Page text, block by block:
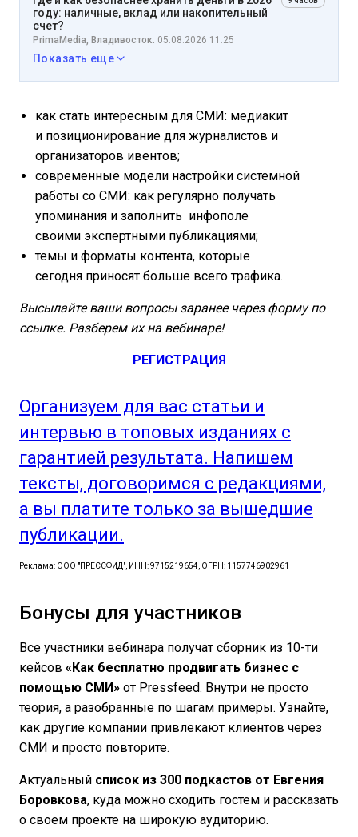
году: наличные, вклад или накопительный
счет?
PrimaMedia, Владивосток. 05.08.2026 11:25
Показать еще
как стать интересным для СМИ: медиакит
и позиционирование для журналистов и
организаторов ивентов;
современные модели настройки системной
работы со СМИ: как регулярно получать
упоминания и заполнить инфополе
своими экспертными публикациями;
темы и форматы контента, которые
сегодня приносят больше всего трафика.
Высылайте ваши вопросы заранее через форму по
ссылке. Разберем их на вебинаре!
РЕГИСТРАЦИЯ
Организуем для вас статьи и
интервью в топовых изданиях с
гарантией результата. Напишем
тексты, договоримся с редакциями,
а вы платите только за вышедшие
публикации.
Реклама: ООО "ПРЕССФИД", ИНН: 9715219654, ОГРН: 1157746902961
Бонусы для участников
Все участники вебинара получат сборник из 10-ти
кейсов «Как бесплатно продвигать бизнес с
помощью СМИ» от Pressfeed. Внутри не просто
теория, а разобранные по шагам примеры. Узнайте,
как другие компании привлекают клиентов через
СМИ и просто повторите.
Актуальный список из 300 подкастов от Евгения
Боровкова, куда можно сходить гостем и рассказать
о своем проекте на широкую аудиторию.